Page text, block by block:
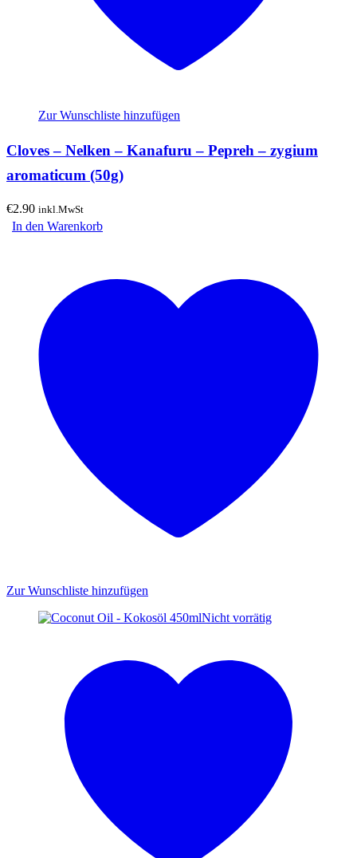
Zur Wunschliste hinzufügen
Cloves – Nelken – Kanafuru – Pepreh – zygium
aromaticum (50g)
€2.90 inkl.MwSt
In den Warenkorb
Zur Wunschliste hinzufügen
Nicht vorrätig